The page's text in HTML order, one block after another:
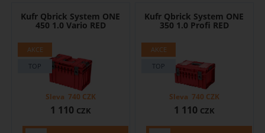
Kufr Qbrick System ONE
450 1.0 Vario RED
1 110 CZK
Sleva 740 CZK
Kufr Qbrick System ONE
350 1.0 Profi RED
1 110 CZK
Sleva 740 CZK